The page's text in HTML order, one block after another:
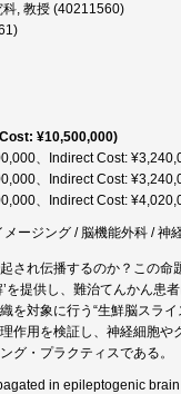
, 教授 (40211560)
¥10,500,000)
、Indirect Cost:
、Indirect Cost:
、Indirect Cost:
ージング / 脳機能外科 / 神
され伝播するのか？この
を提供し、難治てんかん患
対象に行う“生鮮脳スラ
作用を検証し、神経細胞や
グ・プラクティスである。
in epileptogenic